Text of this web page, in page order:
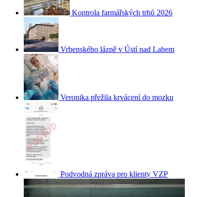
Kontrola farmářských trhů 2026
Vrbenského lázně v Ústí nad Labem
Veronika přežila krvácení do mozku
Podvodná zpráva pro klienty VZP